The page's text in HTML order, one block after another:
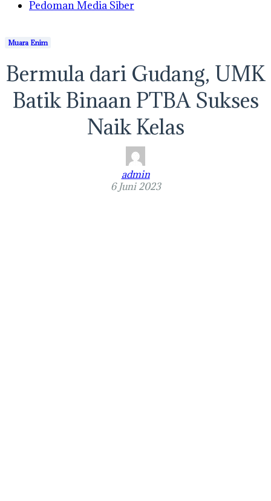
Pedoman Media Siber
Muara Enim
Bermula dari Gudang, UMK
Batik Binaan PTBA Sukses
Naik Kelas
admin
6 Juni 2023